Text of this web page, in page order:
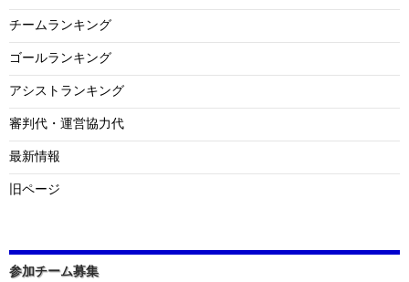
チームランキング
ゴールランキング
アシストランキング
審判代・運営協力代
最新情報
旧ページ
参加チーム募集